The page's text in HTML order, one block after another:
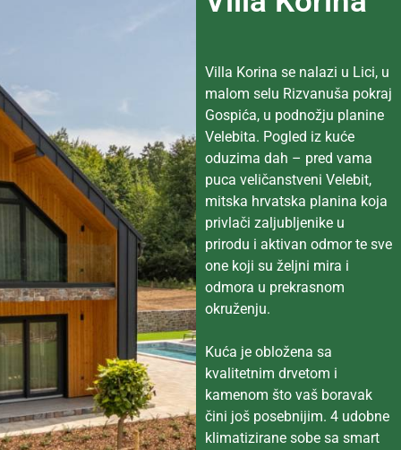
Villa Korina se nalazi u Lici, u
malom selu Rizvanuša pokraj
Gospića, u podnožju planine
Velebita. Pogled iz kuće
oduzima dah – pred vama
puca veličanstveni Velebit,
mitska hrvatska planina koja
privlači zaljubljenike u
prirodu i aktivan odmor te sve
one koji su željni mira i
odmora u prekrasnom
okruženju.
Kuća je obložena sa
kvalitetnim drvetom i
kamenom što vaš boravak
čini još posebnijim. 4 udobne
klimatizirane sobe sa smart